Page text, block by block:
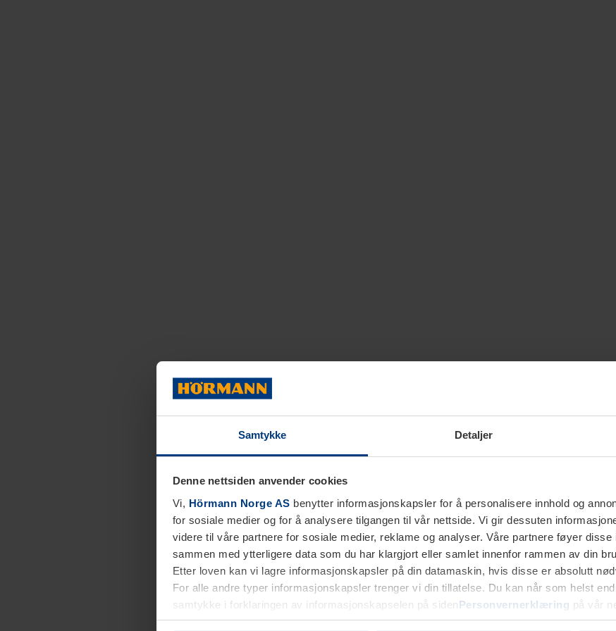
Samtykke Detaljer
Denne nettsiden anvender cookies
Vi, Hörmann Norge AS benytter informasjonskapsler for å personalisere innhold og
for sosiale medier og for å analysere tilgangen til vår nettside. Vi gir dessuten
videre til våre partnere for sosiale medier, reklame og analyser. Våre partnere føyer disse
sammen med ytterligere data som du har klargjort eller samlet innenfor rammen av din
Etter loven kan vi lagre informasjonskapsler på din datamaskin, hvis disse er absolutt
For alle andre typer informasjonskapsler trenger vi din tillatelse. Du kan når som helst
samtykke i forklaringen av informasjonskapselen på sidenPersonvernerklæring på vår